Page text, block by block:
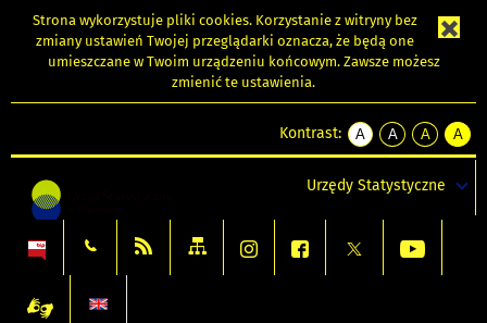
Strona wykorzystuje pliki cookies. Korzystanie z witryny bez
zmiany ustawień Twojej przeglądarki oznacza, że będą one
umieszczane w Twoim urządzeniu końcowym. Zawsze możesz
zmienić te ustawienia.
Kontrast:
A
kontrast
A
kontrast
tekst
czarnym
A
kontrast
tekst
czarnym
A
tekst
żółtym
Urzędy Statystyczne